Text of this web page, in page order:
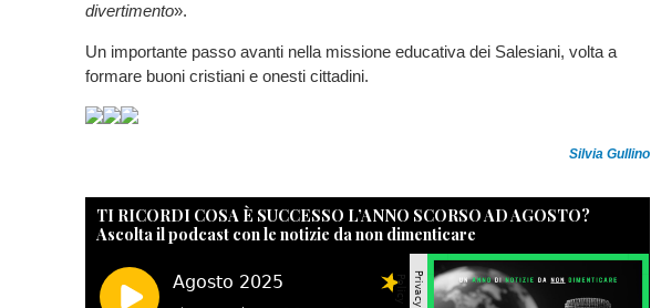
divertimento».
Un importante passo avanti nella missione educativa dei Salesiani, volta a
formare buoni cristiani e onesti cittadini.
Silvia Gullino
TI RICORDI COSA È SUCCESSO L’ANNO SCORSO AD AGOSTO?
Ascolta il podcast con le notizie da non dimenticare